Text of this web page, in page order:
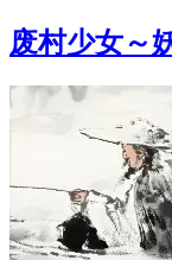
废村少女～